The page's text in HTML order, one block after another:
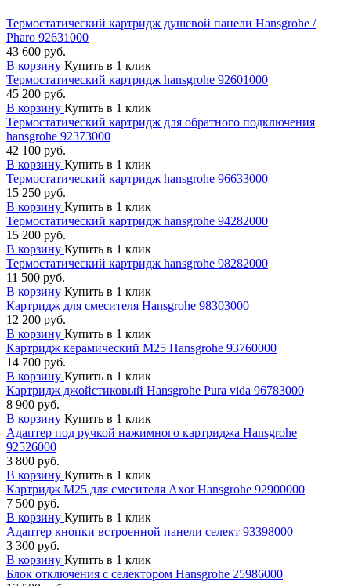
Термостатический картридж душевой панели Hansgrohe /
Pharo 92631000
43 600 руб.
В корзину Купить в 1 клик
Термостатический картридж hansgrohe 92601000
45 200 руб.
В корзину Купить в 1 клик
Термостатический картридж для обратного подключения
hansgrohe 92373000
42 100 руб.
В корзину Купить в 1 клик
Термостатический картридж hansgrohe 96633000
15 250 руб.
В корзину Купить в 1 клик
Термостатический картридж hansgrohe 94282000
15 200 руб.
В корзину Купить в 1 клик
Термостатический картридж hansgrohe 98282000
11 500 руб.
В корзину Купить в 1 клик
Картридж для смесителя Hansgrohe 98303000
12 200 руб.
В корзину Купить в 1 клик
Картридж керамический М25 Hansgrohe 93760000
14 700 руб.
В корзину Купить в 1 клик
Картридж джойстиковый Hansgrohe Pura vida 96783000
8 900 руб.
В корзину Купить в 1 клик
Адаптер под ручкой нажимного картриджа Hansgrohe
92526000
3 800 руб.
В корзину Купить в 1 клик
Картридж М25 для смесителя Axor Hansgrohe 92900000
7 500 руб.
В корзину Купить в 1 клик
Адаптер кнопки встроенной панели селект 93398000
3 300 руб.
В корзину Купить в 1 клик
Блок отключения с селектором Hansgrohe 25986000